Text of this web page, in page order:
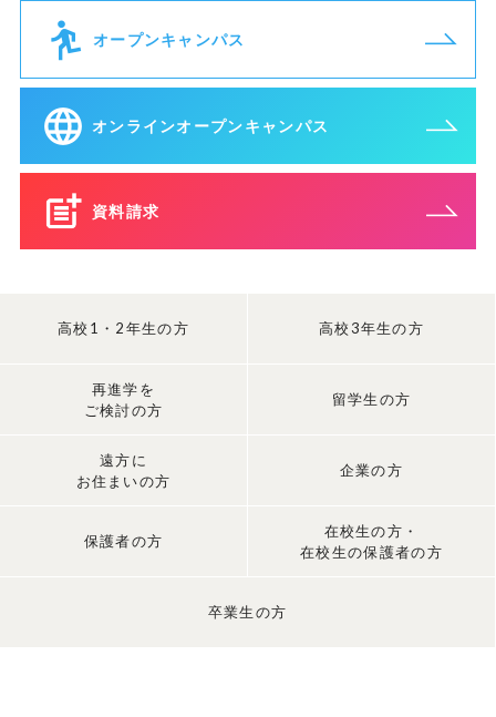
オープンキャンパス
オンラインオープンキャンパス
資料請求
高校1・2年生の方 高校3年生の方
再進学を
ご検討の方
留学生の方
遠方に
お住まいの方
企業の方
保護者の方
在校生の方・
在校生の保護者の方
卒業生の方